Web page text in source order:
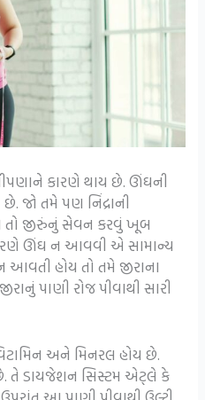
કારણે થાય છે. ઊંઘની
જો તમે પણ નિંદ્રાની
તો જીરુંનું સેવન કરવું ખૂબ
ઊંઘ ન આવવી એ સામાન્ય
હોય તો તમે જીરાના
પાણી રોજ પીવાથી સારી
અને મિનરલ હોય છે.
તે ડાયજેશન સિસ્ટમ એટ્લે કે